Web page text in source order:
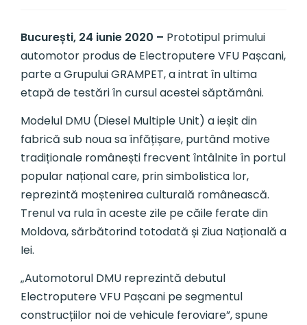
București, 24 iunie 2020 – Prototipul primului
automotor produs de Electroputere VFU Pașcani,
parte a Grupului GRAMPET, a intrat în ultima
etapă de testări în cursul acestei săptămâni.
Modelul DMU (Diesel Multiple Unit) a ieșit din
fabrică sub noua sa înfățișare, purtând motive
tradiționale românești frecvent întâlnite în portul
popular național care, prin simbolistica lor,
reprezintă moștenirea culturală românească.
Trenul va rula în aceste zile pe căile ferate din
Moldova, sărbătorind totodată și Ziua Națională a
Iei.
„Automotorul DMU reprezintă debutul
Electroputere VFU Pașcani pe segmentul
construcțiilor noi de vehicule feroviare”, spune